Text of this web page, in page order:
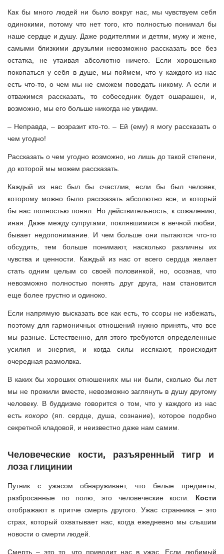
Как бы много людей ни было вокруг нас, мы чувствуем себя
одинокими, потому что нет того, кто полностью понимал бы
наше сердце и душу. Даже родителями и детям, мужу и жене,
самыми близкими друзьями невозможно рассказать все без
остатка, не утаивая абсолютно ничего. Если хорошенько
покопаться у себя в душе, мы поймем, что у каждого из нас
есть что-то, о чем мы не сможем поведать никому. А если и
отважимся рассказать, то собеседник будет ошарашен, и,
возможно, мы его больше никогда не увидим.
– Неправда, – возразит кто-то. – Ей (ему) я могу рассказать о
чем угодно!
Рассказать о чем угодно возможно, но лишь до такой степени,
до которой мы можем рассказать.
Каждый из нас был бы счастлив, если бы был человек,
которому можно было рассказать абсолютно все, и который
бы нас полностью понял. Но действительность, к сожалению,
иная. Даже между супругами, поклявшимися в вечной любви,
бывает недопонимание. И чем больше они пытаются что-то
обсудить, тем больше понимают, насколько различны их
чувства и ценности. Каждый из нас от всего сердца желает
стать одним целым со своей половинкой, но, осознав, что
невозможно полностью понять друг друга, нам становится
еще более грустно и одиноко.
Если напрямую высказать все как есть, то ссоры не избежать,
поэтому для гармоничных отношений нужно принять, что все
мы разные. Естественно, для этого требуются определенные
усилия и энергия, и когда силы иссякают, происходит
очередная размолвка.
В каких бы хороших отношениях мы ни были, сколько бы лет
мы не прожили вместе, невозможно заглянуть в душу другому
человеку. В буддизме говорится о том, что у каждого из нас
естькокоро (яп. сердце, душа, сознание), которое подобно
секретной кладовой, и неизвестно даже нам самим.
Человеческие кости, разъяренный тигр и
лоза глицинии
Путник с ужасом обнаруживает, что белые предметы,
разбросанные по полю, это человеческие кости. Кости
отображают в притче смерть другого. Ужас странника – это
страх, который охватывает нас, когда ежедневно мы слышим
новости о смерти людей.
Смерть – это то, что приводит нас в ужас. Если любимый